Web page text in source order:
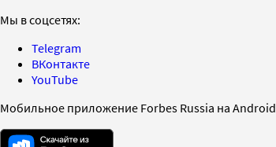
Мы в соцсетях:
Telegram
ВКонтакте
YouTube
Мобильное приложение Forbes Russia на Android